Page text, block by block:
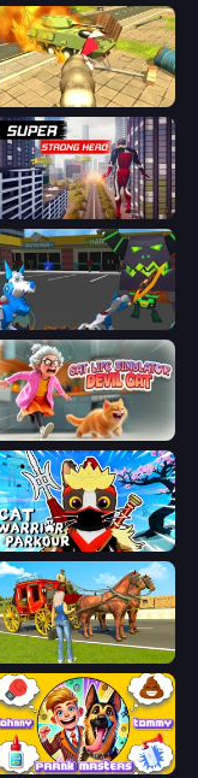
Wild Animal Zoo City Simulator
Super Strong Hero
Robot Dog City Simulator
Cat Life Simulator: Devil Cat
Cat Warrior Parkour
Horse Cart Transport Taxi Game
Johnny n Tommy - Prank Masters